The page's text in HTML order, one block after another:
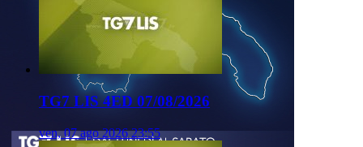
TG7 LIS 4ED 07/08/2026
ven, 07 ago 2026 23:55